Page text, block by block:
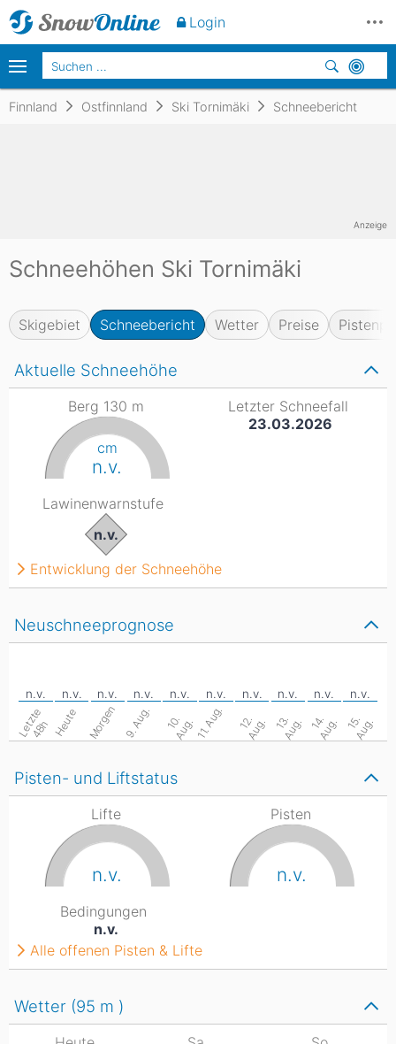
Finnland Ostfinnland Ski Tornimäki Schneebericht
Schneehöhen Ski Tornimäki
Skigebiet Schneebericht Wetter Preise
Aktuelle Schneehöhe
Berg 130 m
cm
n.v.
Letzter Schneefall
23.03.2026
Lawinenwarnstufe
n.v.
Entwicklung der Schneehöhe
Neuschneeprognose
L
e
t
z
t
e
4
8
h Heute Morgen 9. Aug. 10
.
A
u
g. 11. Aug. 12
.
A
u
g. 13
.
A
u
g. 14
.
A
u
g. 15
.
A
u
g.
Pisten- und Liftstatus
Lifte
n.v.
Pisten
n.v.
Bedingungen
n.v.
Alle offenen Pisten & Lifte
Wetter (95 m )
Anzeige
Login